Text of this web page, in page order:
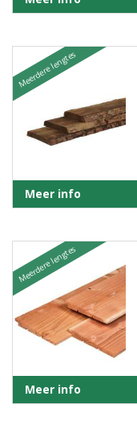
Meerdere lengtes
Meer info
Meerdere lengtes
Meer info